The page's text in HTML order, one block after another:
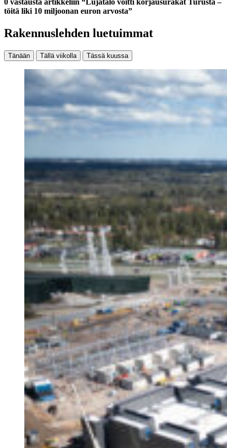
0 vastausta artikkeliin “Lujatalo voitti korjausurakat Turusta –
töitä liki 10 miljoonan euron arvosta”
Rakennuslehden luetuimmat
Tänään Tällä viikolla Tässä kuussa